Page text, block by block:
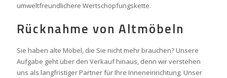
umweltfreundlichere Wertschöpfungskette.
Rücknahme von Altmöbeln
Sie haben alte Möbel, die Sie nicht mehr brauchen? Unsere
Aufgabe geht über den Verkauf hinaus, denn wir verstehen
uns als langfristiger Partner für Ihre Inneneinrichtung. Unser